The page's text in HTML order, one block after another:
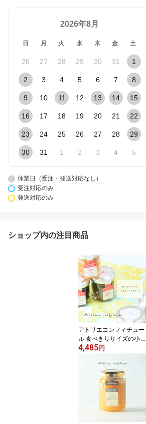
2026年8月
日 月 火 水 木 金 土
26 27 28 29 30 31 1
2 3 4 5 6 7 8
9 10 11 12 13 14 15
16 17 18 19 20 21 22
23 24 25 26 27 28 29
30 31 1 2 3 4 5
休業日（受注・発送対応なし）
受注対応のみ
発送対応のみ
ショップ内の注目商品
アトリエコンフィチュー
ル 食べきりサイズの小瓶
9本セット_各30g☆果実
フト 内祝 小分け 個包装
誕生日 お中元 手土産
挨拶 メッセージカード
【送料無料】
4,485円